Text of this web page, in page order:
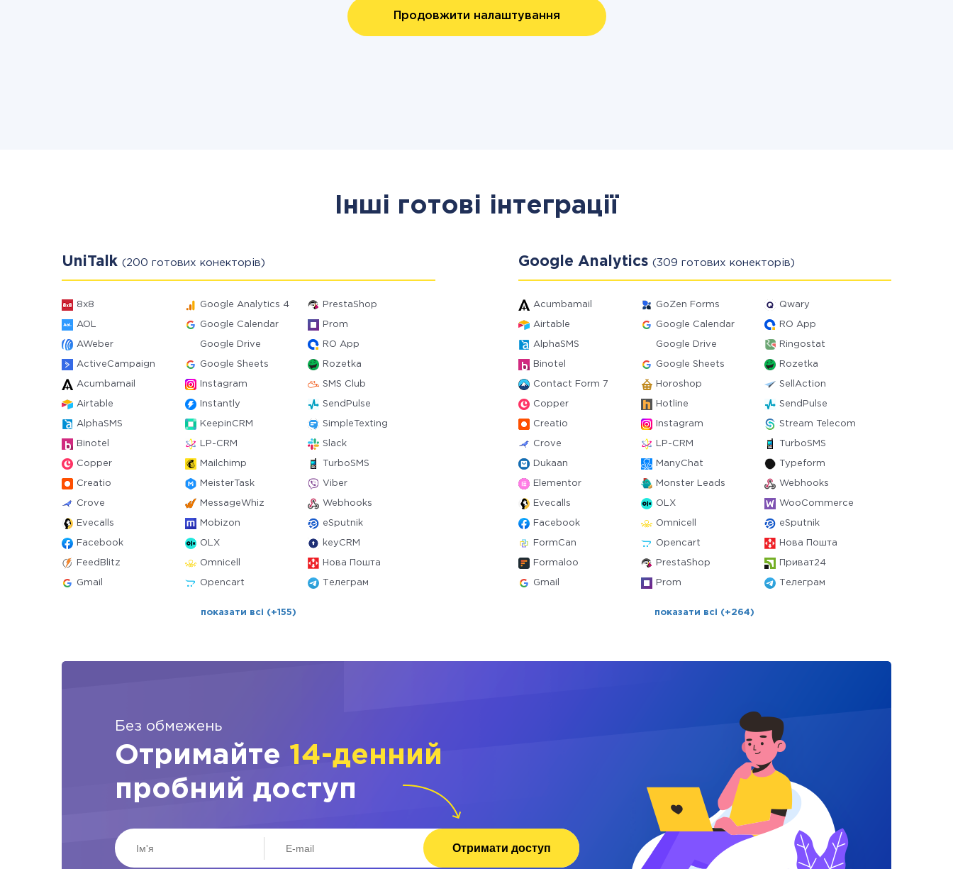
Продовжити налаштування
Інші готові інтеграції
UniTalk (200 готових конекторів)
8x8 Google Analytics 4 PrestaShop
AOL Google Calendar Prom
AWeber Google Drive RO App
ActiveCampaign Google Sheets Rozetka
Acumbamail Instagram SMS Club
Airtable Instantly SendPulse
AlphaSMS KeepinCRM SimpleTexting
Binotel LP-CRM Slack
Copper Mailchimp TurboSMS
Creatio MeisterTask Viber
Crove MessageWhiz Webhooks
Evecalls Mobizon eSputnik
Facebook OLX keyCRM
FeedBlitz Omnicell Нова Пошта
Gmail Opencart Телеграм
показати всі (+155)
Google Analytics (309 готових конекторів)
Acumbamail GoZen Forms Qwary
Airtable Google Calendar RO App
AlphaSMS Google Drive Ringostat
Binotel Google Sheets Rozetka
Contact Form 7 Horoshop SellAction
Copper Hotline SendPulse
Creatio Instagram Stream Telecom
Crove LP-CRM TurboSMS
Dukaan ManyChat Typeform
Elementor Monster Leads Webhooks
Evecalls OLX WooCommerce
Facebook Omnicell eSputnik
FormCan Opencart Нова Пошта
Formaloo PrestaShop Приват24
Gmail Prom Телеграм
показати всі (+264)
Без обмежень
Отримайте 14-денний
пробний доступ
Отримати доступ